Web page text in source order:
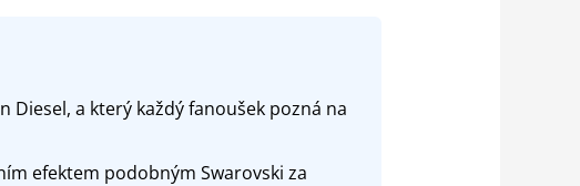
a který každý fanoušek pozná na
efektem podobným Swarovski za